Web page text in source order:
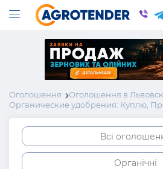
Оголошення
Оголошення в
Органические удобрения: Куплю,
Всі
Органічні